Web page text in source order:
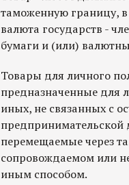
таможенную границу,
валюта государств -
бумаги и (или)
Товары для личного
предназначенные для
иных, не связанных с
предпринимательской
перемещаемые через
сопровождаемом или
иным способом.